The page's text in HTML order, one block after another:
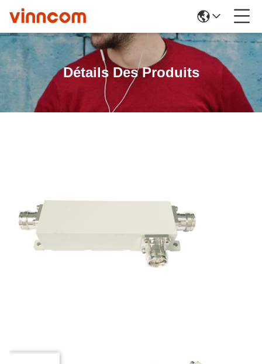
Détails Des Produits